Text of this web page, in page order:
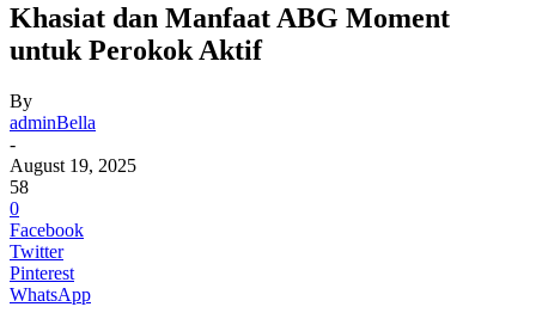
Khasiat dan Manfaat ABG Moment
untuk Perokok Aktif
By
adminBella
-
August 19, 2025
58
0
Facebook
Twitter
Pinterest
WhatsApp